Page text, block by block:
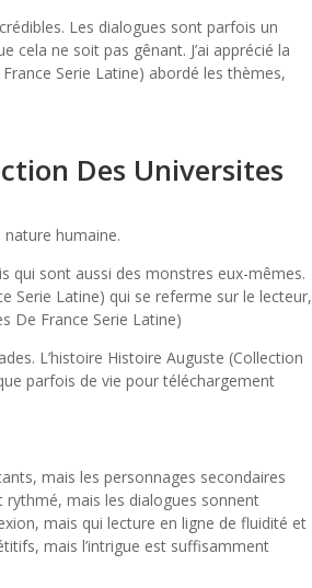
Les dialogues sont parfois un
ne soit pas gênant. J’ai apprécié la
Serie Latine) abordé les thèmes,
Des Universites
humaine.
qui sont aussi des monstres eux-mêmes.
Serie Latine) qui se referme sur le lecteur,
De France Serie Latine)
L’histoire Histoire Auguste (Collection
parfois de vie pour téléchargement
mais les personnages secondaires
rythmé, mais les dialogues sonnent
mais qui lecture en ligne de fluidité et
mais l’intrigue est suffisamment